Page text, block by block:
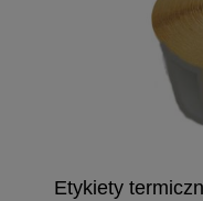
Etykiety